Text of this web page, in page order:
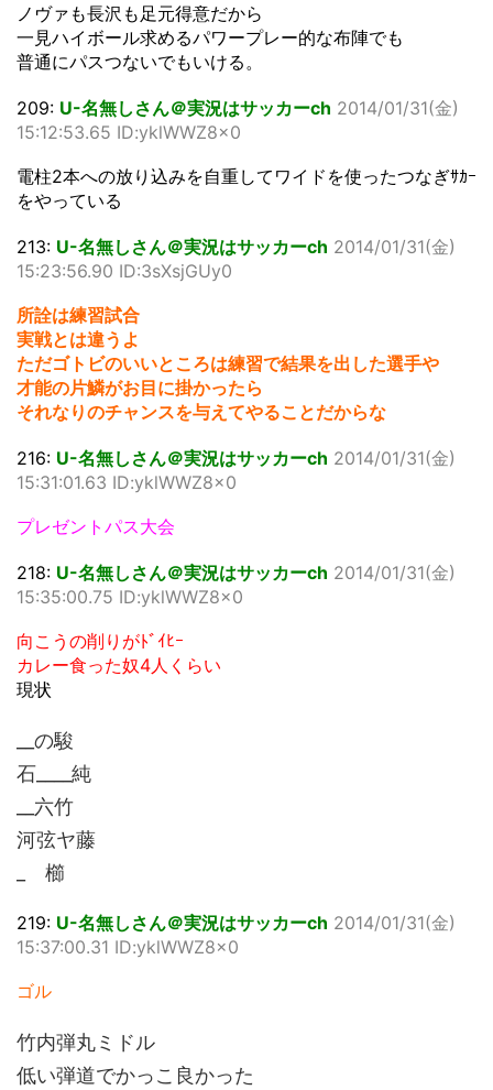
ノヴァも長沢も足元得意だから
一見ハイボール求めるパワープレー的な布陣でも
普通にパスつないでもいける。
209: U-名無しさん＠実況はサッカーch 2014/01/31(金)
15:12:53.65 ID:yklWWZ8x0
電柱2本への放り込みを自重してワイドを使ったつなぎｻｶｰ
をやっている
213: U-名無しさん＠実況はサッカーch 2014/01/31(金)
15:23:56.90 ID:3sXsjGUy0
所詮は練習試合
実戦とは違うよ
ただゴトビのいいところは練習で結果を出した選手や
才能の片鱗がお目に掛かったら
それなりのチャンスを与えてやることだからな
216: U-名無しさん＠実況はサッカーch 2014/01/31(金)
15:31:01.63 ID:yklWWZ8x0
プレゼントパス大会
218: U-名無しさん＠実況はサッカーch 2014/01/31(金)
15:35:00.75 ID:yklWWZ8x0
向こうの削りがﾄﾞｲﾋｰ
カレー食った奴4人くらい
現状
__の駿
石____純
__六竹
河弦ヤ藤
_ 櫛
219: U-名無しさん＠実況はサッカーch 2014/01/31(金)
15:37:00.31 ID:yklWWZ8x0
ゴル
竹内弾丸ミドル
低い弾道でかっこ良かった